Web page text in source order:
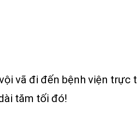
vã đi đến bệnh viện
tăm tối đó!